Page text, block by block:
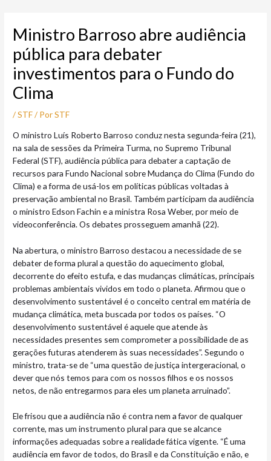
conteúdo
Ministro Barroso abre audiência
pública para debater
investimentos para o Fundo do
Clima
/STF/ PorSTF
O ministro Luís Roberto Barroso conduz nesta segunda-feira (21),
na sala de sessões da Primeira Turma, no Supremo Tribunal
Federal (STF), audiência pública para debater a captação de
recursos para Fundo Nacional sobre Mudança do Clima (Fundo do
Clima) e a forma de usá-los em políticas públicas voltadas à
preservação ambiental no Brasil. Também participam da audiência
o ministro Edson Fachin e a ministra Rosa Weber, por meio de
videoconferência. Os debates prosseguem amanhã (22).
Na abertura, o ministro Barroso destacou a necessidade de se
debater de forma plural a questão do aquecimento global,
decorrente do efeito estufa, e das mudanças climáticas, principais
problemas ambientais vividos em todo o planeta. Afirmou que o
desenvolvimento sustentável é o conceito central em matéria de
mudança climática, meta buscada por todos os países. “O
desenvolvimento sustentável é aquele que atende às
necessidades presentes sem comprometer a possibilidade de as
gerações futuras atenderem às suas necessidades”. Segundo o
ministro, trata-se de “uma questão de justiça intergeracional, o
dever que nós temos para com os nossos filhos e os nossos
netos, de não entregarmos para eles um planeta arruinado”.
Ele frisou que a audiência não é contra nem a favor de qualquer
corrente, mas um instrumento plural para que se alcance
informações adequadas sobre a realidade fática vigente. “É uma
audiência em favor de todos, do Brasil e da Constituição e não, e